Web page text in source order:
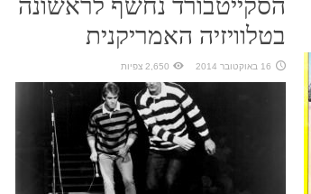
הסקייטבורד נחשף לראשונה
בטלוויזיה האמריקנית
16 באוקטובר 2014 2,650 צפיות